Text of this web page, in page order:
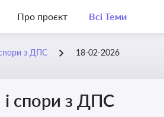
Про проєкт Всі Теми
спори з ДПС 18-02-2026
і спори з ДПС